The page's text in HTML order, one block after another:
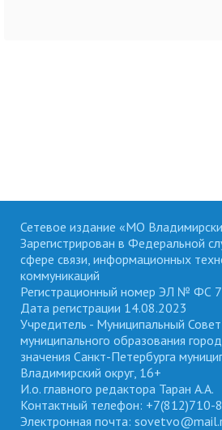
Сетевое издание «МО
Зарегистрирован в Федеральной
сфере связи, информационных
коммуникаций
Регистрационный номер ЭЛ № ФС
Дата регистрации 14.08.2023
Учредитель - Муниципальный
муниципального образования
значения Санкт-Петербурга
Владимирский округ, 16+
И.о. главного редактора Таран А.А.
Контактный телефон: +7(812)710-
Электронная почта: